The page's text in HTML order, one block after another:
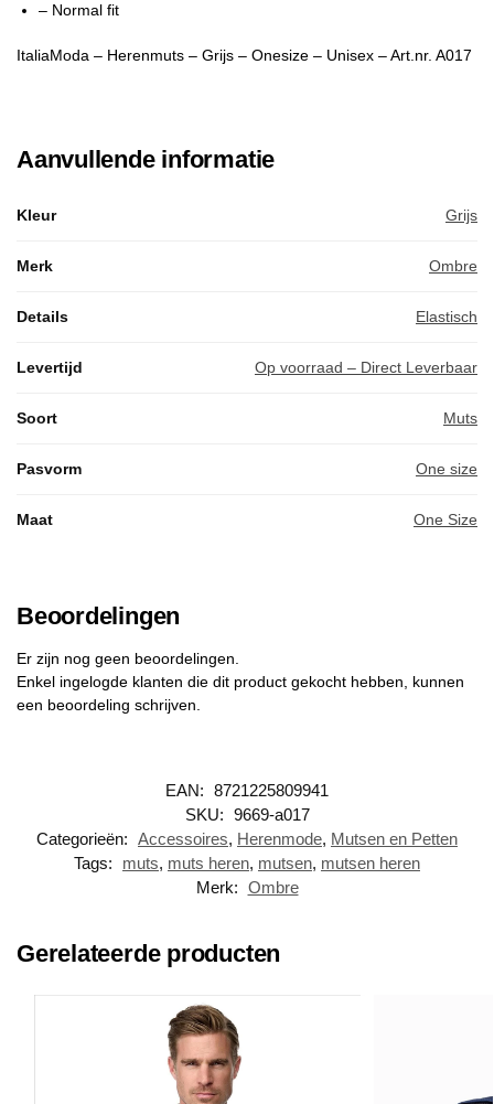
– Normal fit
ItaliaModa – Herenmuts – Grijs – Onesize – Unisex – Art.nr. A017
Aanvullende informatie
Kleur Grijs
Merk Ombre
Details Elastisch
Levertijd Op voorraad – Direct Leverbaar
Soort Muts
Pasvorm One size
Maat One Size
Beoordelingen
Er zijn nog geen beoordelingen.
Enkel ingelogde klanten die dit product gekocht hebben, kunnen
een beoordeling schrijven.
EAN: 8721225809941
SKU: 9669-a017
Categorieën: Accessoires, Herenmode, Mutsen en Petten
Tags:
muts, muts heren, mutsen, mutsen heren
Merk: Ombre
Gerelateerde producten